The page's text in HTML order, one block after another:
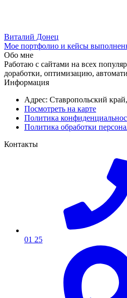
Виталий Донец
Мое портфолио и кейсы
Обо мне
Работаю с сайтами на всех
доработки, оптимизацию,
Информация
Адрес: Ставропольский
Посмотреть на карте
Политика
Политика обработки
Контакты
01 25